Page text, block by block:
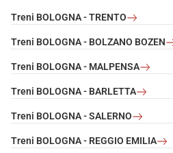
Treni BOLOGNA - TRENTO
Treni BOLOGNA - BOLZANO BOZEN
Treni BOLOGNA - MALPENSA
Treni BOLOGNA - BARLETTA
Treni BOLOGNA - SALERNO
Treni BOLOGNA - REGGIO EMILIA